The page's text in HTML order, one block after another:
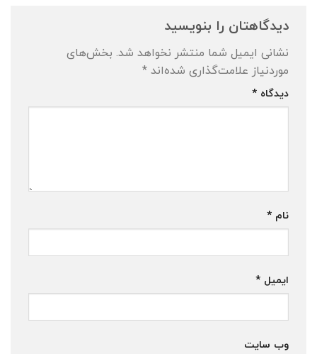
دیدگاهتان را بنویسید
نشانی ایمیل شما منتشر نخواهد شد. بخش‌های
موردنیاز علامت‌گذاری شده‌اند *
دیدگاه *
نام *
ایمیل *
وب‌ سایت